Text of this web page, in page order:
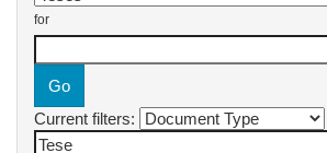
for
Current filters: